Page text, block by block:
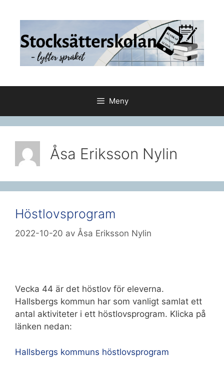
Meny
Åsa Eriksson Nylin
Höstlovsprogram
2022-10-20 av Åsa Eriksson Nylin
Vecka 44 är det höstlov för eleverna.
Hallsbergs kommun har som vanligt samlat ett
antal aktiviteter i ett höstlovsprogram. Klicka på
länken nedan:
Hallsbergs kommuns höstlovsprogram